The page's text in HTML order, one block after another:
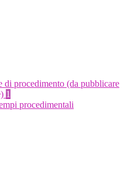
di procedimento (da pubblicare
1
procedimentali